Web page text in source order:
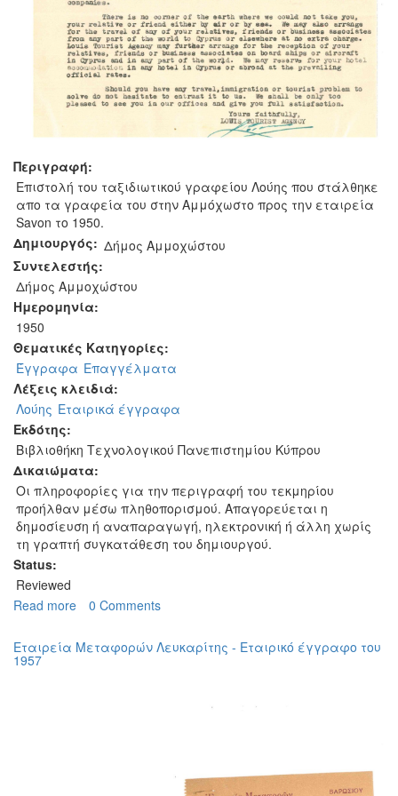
Περιγραφή:
Επιστολή του ταξιδιωτικού γραφείου Λούης που στάλθηκε
απο τα γραφεία του στην Αμμόχωστο προς την εταιρεία
Savon το 1950.
Δημιουργός: Δήμος Αμμοχώστου
Συντελεστής:
Δήμος Αμμοχώστου
Ημερομηνία:
1950
Θεματικές Κατηγορίες:
Έγγραφα Επαγγέλματα
Λέξεις κλειδιά:
Λούης Εταιρικά έγγραφα
Εκδότης:
Βιβλιοθήκη Τεχνολογικού Πανεπιστημίου Κύπρου
Δικαιώματα:
Οι πληροφορίες για την περιγραφή του τεκμηρίου
προήλθαν μέσω πληθοπορισμού. Απαγορεύεται η
δημοσίευση ή αναπαραγωγή, ηλεκτρονική ή άλλη χωρίς
τη γραπτή συγκατάθεση του δημιουργού.
Status:
Reviewed
Read more about
γραφείο
Λούης
0 Comments
Εταιρεία Μεταφορών Λευκαρίτης - Εταιρικό έγγραφο του
1957